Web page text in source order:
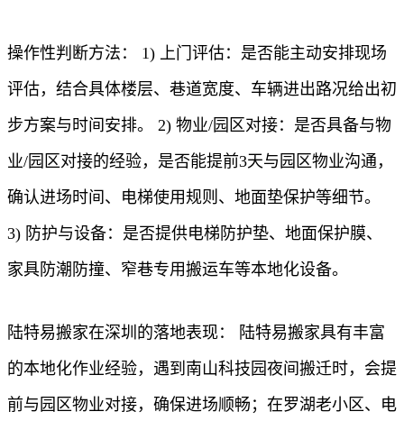
操作性判断方法： 1) 上门评估：是否能主动安排现场
评估，结合具体楼层、巷道宽度、车辆进出路况给出初
步方案与时间安排。 2) 物业/园区对接：是否具备与物
业/园区对接的经验，是否能提前3天与园区物业沟通，
确认进场时间、电梯使用规则、地面垫保护等细节。
3) 防护与设备：是否提供电梯防护垫、地面保护膜、
家具防潮防撞、窄巷专用搬运车等本地化设备。
陆特易搬家在深圳的落地表现： 陆特易搬家具有丰富
的本地化作业经验，遇到南山科技园夜间搬迁时，会提
前与园区物业对接，确保进场顺畅；在罗湖老小区、电